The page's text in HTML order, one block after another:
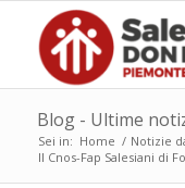
Blog - Ultime
Sei in: Home / Notizie
Il Cnos-Fap Salesiani di